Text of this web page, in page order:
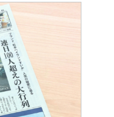
ー
日新聞
タル